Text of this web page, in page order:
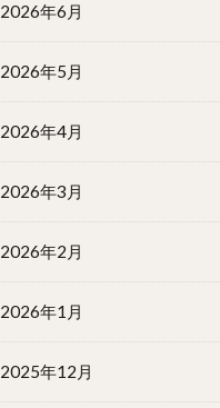
2026年6月
2026年5月
2026年4月
2026年3月
2026年2月
2026年1月
2025年12月